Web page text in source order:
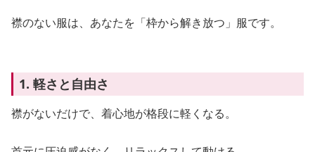
襟のない服は、あなたを「枠から解き放つ」服です。
1. 軽さと自由さ
襟がないだけで、着心地が格段に軽くなる。